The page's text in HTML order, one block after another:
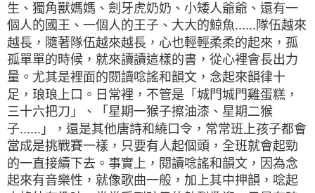
生、獨角獸媽媽、劍牙虎奶奶、小矮人爺爺、還有一
個人的國王、一個人的王子、大大的鯨魚......隊伍越來
越長，隨著隊伍越來越長，心也輕輕柔柔的起來，孤
孤單單的時候，就來讀讀這樣的書，從心裡會長出力
量。尤其是裡面的閱讀唸謠和韻文，念起來韻律十
足，琅琅上口。日常裡，不管是「城門城門雞蛋糕，
三十六把刀」、「星期一猴子擦油漆、星期二猴
子......」，還是其他唐詩和繞口令，常常班上孩子都會
當成是挑戰賽一樣，只要有人起個頭，全班就會起勁
的一直接續下去。事實上，閱讀唸謠和韻文，因為念
起來有音樂性，就像歌曲一般，加上其中押韻，唸起